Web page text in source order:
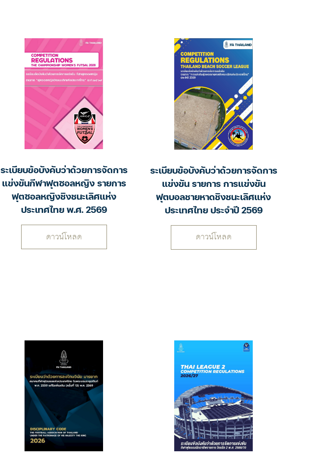
ระเบียบข้อบังคับว่าด้วยการจัดการ
แข่งขันกีฬาฟุตซอลหญิง รายการ
ฟุตซอลหญิงชิงชนะเลิศแห่ง
ประเทศไทย พ.ศ. 2569
ดาวน์โหลด
ระเบียบข้อบังคับว่าด้วยการจัดการ
แข่งขัน รายการ การแข่งขัน
ฟุตบอลชายหาดชิงชนะเลิศแห่ง
ประเทศไทย ประจำปี 2569
ดาวน์โหลด